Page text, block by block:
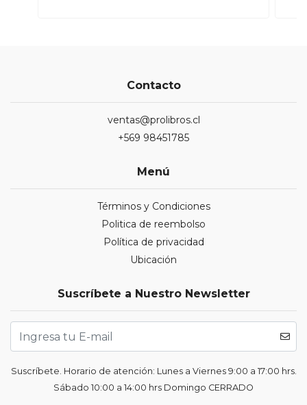
Contacto
ventas@prolibros.cl
+569 98451785
Menú
Términos y Condiciones
Politica de reembolso
Política de privacidad
Ubicación
Suscríbete a Nuestro Newsletter
Suscríbete. Horario de atención: Lunes a Viernes 9:00 a 17:00 hrs.
Sábado 10:00 a 14:00 hrs Domingo CERRADO